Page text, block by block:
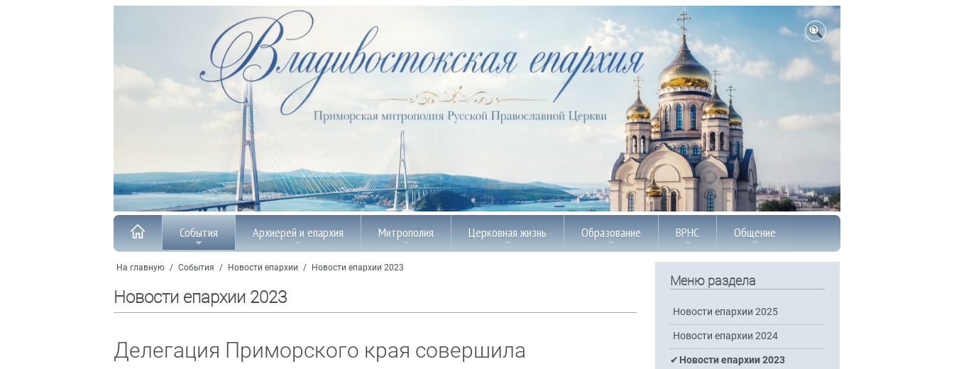
События Архиерей и епархия Митрополия Церковная жизнь Образование ВРНС Общение
На главную / События / Новости епархии / Новости епархии 2023
Новости епархии 2023
Делегация Приморского края совершила
Меню раздела
Новости епархии 2025
Новости епархии 2024
Новости епархии 2023